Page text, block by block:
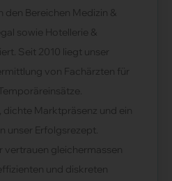
den Bereichen Medizin &
sowie Hotellerie &
Seit 2010 liegt unser
von Fachärzten für
dichte Marktpräsenz und ein
unser Erfolgsrezept.
vertrauen gleichermassen
und diskreten